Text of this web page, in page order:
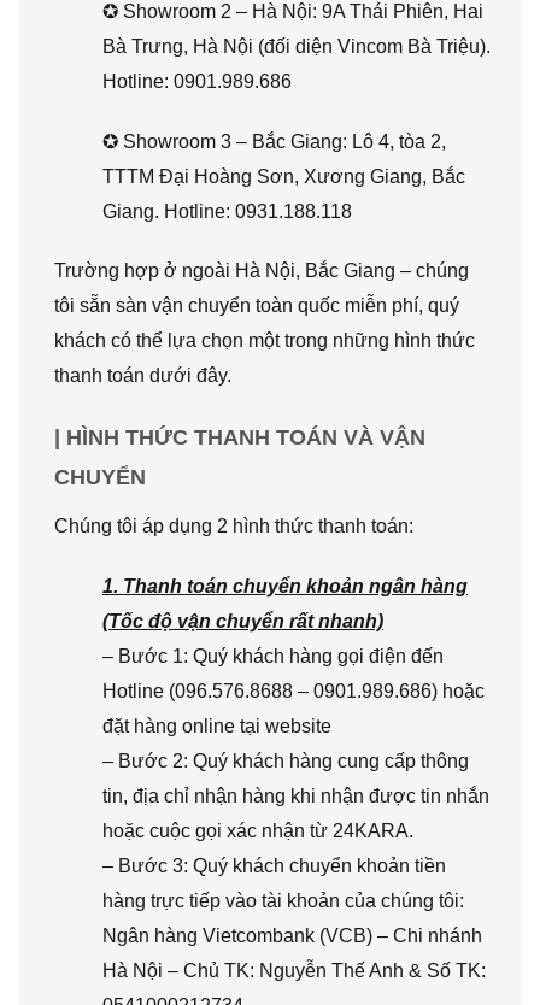
✪ Showroom 2 – Hà Nội: 9A Thái Phiên, Hai
Bà Trưng, Hà Nội (đối diện Vincom Bà Triệu).
Hotline: 0901.989.686
✪ Showroom 3 – Bắc Giang: Lô 4, tòa 2,
TTTM Đại Hoàng Sơn, Xương Giang, Bắc
Giang. Hotline: 0931.188.118
Trường hợp ở ngoài Hà Nội, Bắc Giang – chúng
tôi sẵn sàn vận chuyển toàn quốc miễn phí, quý
khách có thể lựa chọn một trong những hình thức
thanh toán dưới đây.
| HÌNH THỨC THANH TOÁN VÀ VẬN
CHUYỂN
Chúng tôi áp dụng 2 hình thức thanh toán:
1. Thanh toán chuyển khoản ngân hàng
(Tốc độ vận chuyển rất nhanh)
– Bước 1: Quý khách hàng gọi điện đến
Hotline (096.576.8688 – 0901.989.686) hoặc
đặt hàng online tại website
– Bước 2: Quý khách hàng cung cấp thông
tin, địa chỉ nhận hàng khi nhận được tin nhắn
hoặc cuộc gọi xác nhận từ 24KARA.
– Bước 3: Quý khách chuyển khoản tiền
hàng trực tiếp vào tài khoản của chúng tôi:
Ngân hàng Vietcombank (VCB) – Chi nhánh
Hà Nội – Chủ TK: Nguyễn Thế Anh & Số TK: